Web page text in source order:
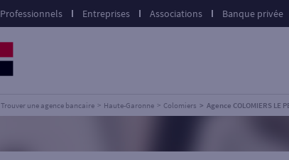
Professionnels Entreprises Associations Banque privée
Trouver une agence bancaire Haute-Garonne Colomiers Agence COLOMIERS LE